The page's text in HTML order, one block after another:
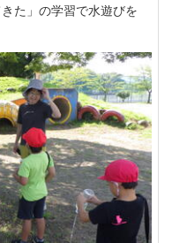
た」の学習で水遊びを